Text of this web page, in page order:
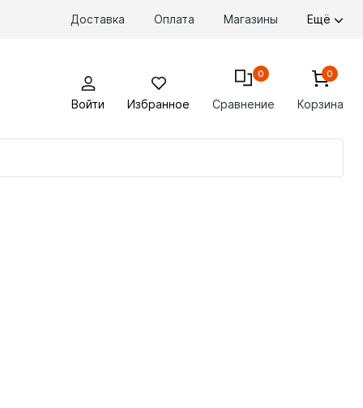
Доставка Оплата Магазины Ещё
Войти Избранное Сравнение
0
Корзина
0